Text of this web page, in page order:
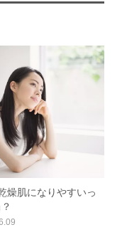
燥肌になりやすいっ